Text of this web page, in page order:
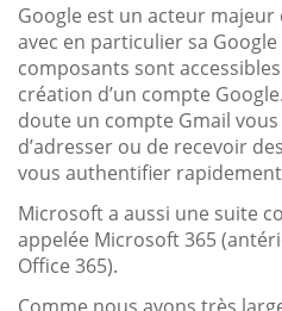
Google est un acteur majeur
avec en particulier sa
composants sont
création d’un compte
doute un compte Gmail
d’adresser ou de recevoir
vous authentifier
Microsoft a aussi une suite
appelée Microsoft 365
Office 365).